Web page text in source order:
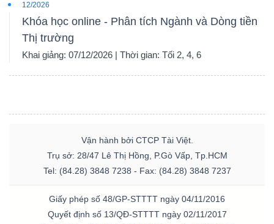
12/2026
Khóa học online - Phân tích Ngành và Dòng tiền
Thị trường
Khai giảng: 07/12/2026 | Thời gian: Tối 2, 4, 6
Vận hành bởi CTCP Tài Việt.
Trụ sở: 28/47 Lê Thị Hồng, P.Gò Vấp, Tp.HCM
Tel: (84.28) 3848 7238 - Fax: (84.28) 3848 7237
Giấy phép số 48/GP-STTTT ngày 04/11/2016
Quyết định số 13/QĐ-STTTT ngày 02/11/2017